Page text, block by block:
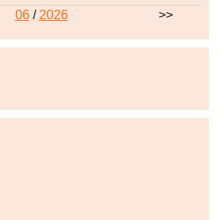
06/ 2026 >>